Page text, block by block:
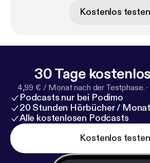
Kostenlos testen
30 Tage
4,99 € / Monat nach der Testphase. ·
Podcasts nur bei Podimo
20 Stunden Hörbücher / Monat
Alle kostenlosen Podcasts
Kostenlos testen